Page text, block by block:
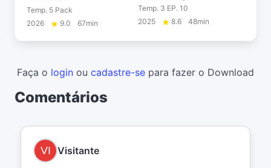
Temp. 5 Pack
2026
9.0 67min
Temp. 3 EP. 10
2025
8.6 48min
Faça o login ou cadastre-se para fazer o Download
Comentários
Visitante